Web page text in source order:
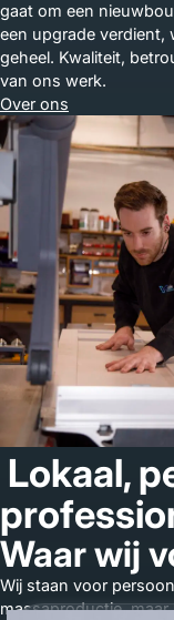
gaat om een
een upgrade verdient,
geheel. Kwaliteit,
van ons werk.
Over ons
Lokaal,
Waar wij
Wij staan voor
massaproductie,